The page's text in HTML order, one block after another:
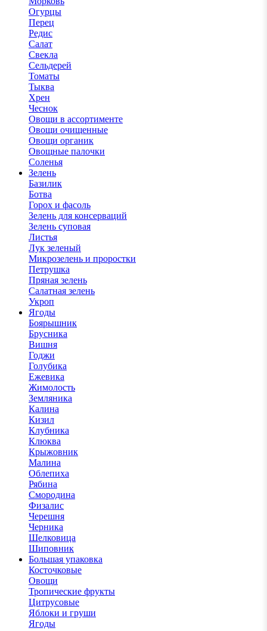
Огурцы
Перец
Редис
Салат
Свекла
Сельдерей
Томаты
Тыква
Хрен
Чеснок
Овощи в ассортименте
Овощи очищенные
Овощи органик
Овощные палочки
Соленья
Зелень
Базилик
Ботва
Горох и фасоль
Зелень для консерваций
Зелень суповая
Листья
Лук зеленый
Микрозелень и проростки
Петрушка
Пряная зелень
Салатная зелень
Укроп
Ягоды
Боярышник
Брусника
Вишня
Годжи
Голубика
Ежевика
Жимолость
Земляника
Калина
Кизил
Клубника
Клюква
Крыжовник
Малина
Облепиха
Рябина
Смородина
Физалис
Черешня
Черника
Шелковица
Шиповник
Большая упаковка
Косточковые
Овощи
Тропические фрукты
Цитрусовые
Яблоки и груши
Ягоды